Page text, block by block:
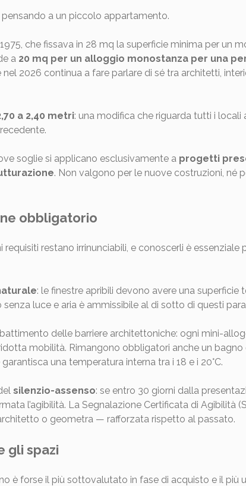
a un piccolo appartamento.
che fissava in 28 mq la superficie minima per un
a 20 mq per un alloggio monostanza per una
2026 continua a fare parlare di sé tra architetti,
a 2,40 metri: una modifica che riguarda tutti i locali
soglie si applicano esclusivamente a progetti
. Non valgono per le nuove costruzioni, né
obbligatorio
restano irrinunciabili, e conoscerli è essenziale
: le finestre apribili devono avere una superficie
luce e aria è ammissibile al di sotto di questi
delle barriere architettoniche: ogni mini-
mobilità. Rimangono obbligatori anche un
una temperatura interna tra i 18 e i 20°C.
silenzio-assenso: se entro 30 giorni dalla
l’agibilità. La Segnalazione Certificata di Agibilità
o geometra — rafforzata rispetto al passato.
gli spazi
è forse il più sottovalutato in fase di acquisto e il più